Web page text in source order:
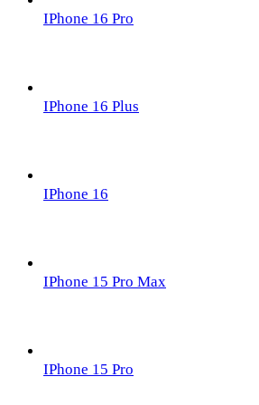
IPhone 16 Pro
IPhone 16 Plus
IPhone 16
IPhone 15 Pro Max
IPhone 15 Pro